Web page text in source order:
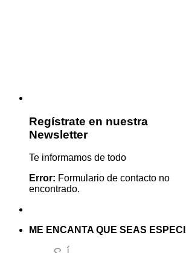
Regístrate en nuestra
Newsletter
Te informamos de todo
Error: Formulario de contacto no
encontrado.
ME ENCANTA QUE SEAS